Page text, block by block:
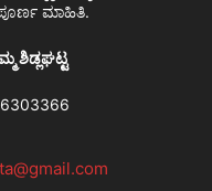
ಮಾಹಿತಿ.
ಶಿಡ್ಲಘಟ್ಟ